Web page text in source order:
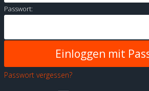
Passwort:
Passwort vergessen?